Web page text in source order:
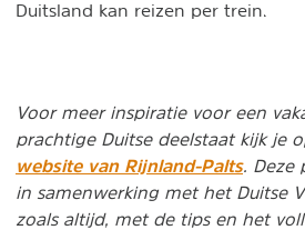
Duitsland kan reizen per trein.
Voor meer inspiratie voor een
prachtige Duitse deelstaat kijk je
website van Rijnland-Palts. Deze
in samenwerking met het Duitse
zoals altijd, met de tips en het